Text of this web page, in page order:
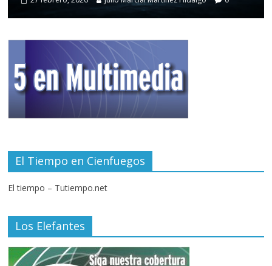
El Tiempo en Cienfuegos
El tiempo – Tutiempo.net
Los Elefantes